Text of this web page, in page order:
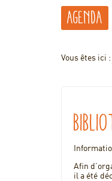
Agenda
Vous êtes ici :
Afin
il a été